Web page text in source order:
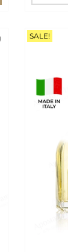
SALE!